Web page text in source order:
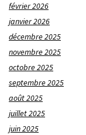
février 2026
janvier 2026
décembre 2025
novembre 2025
octobre 2025
septembre 2025
août 2025
juillet 2025
juin 2025